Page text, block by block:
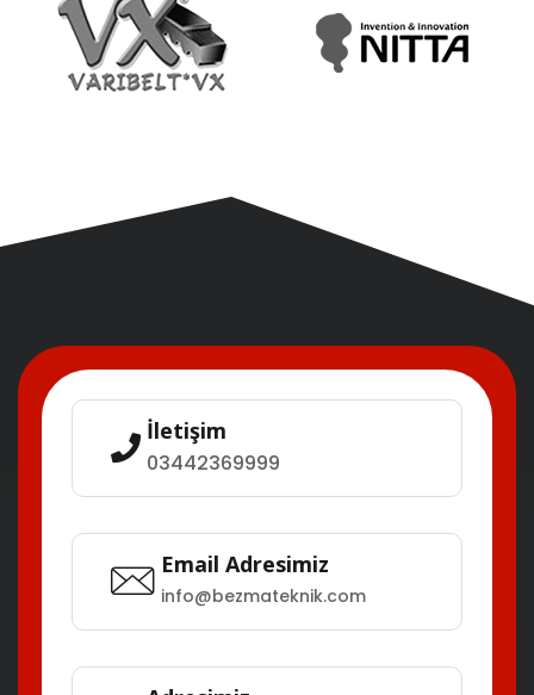
İletişim
03442369999
Email Adresimiz
info@bezmateknik.com